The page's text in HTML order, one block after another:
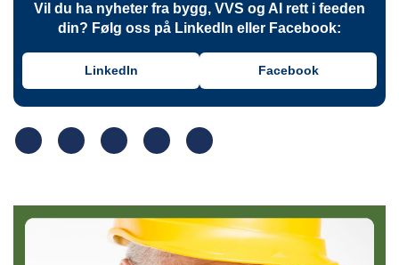
Vil du ha nyheter fra bygg, VVS og AI rett i feeden
din? Følg oss på LinkedIn eller Facebook:
LinkedIn Facebook